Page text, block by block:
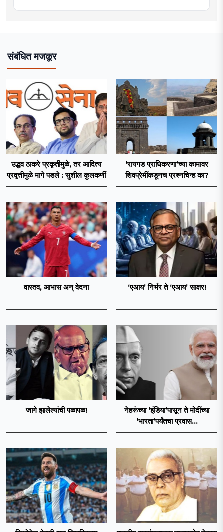
संबंधित मजकूर
उद्धव ठाकरे प्रकृतीमुळे, तर आदित्य
प्रवृत्तीमुळे मागे पडले : सुशील कुलकर्णी
‘रायगड प्राधिकरणा’च्या कामावर
शिवप्रेमींकडूनच प्रश्नचिन्ह का?
वास्तव, आभास अन् वेदना ‘एआय’ निर्भर ते ‘एआय’ साक्षर!
जागे झालेल्यांची पळापळ!
नेहरूंच्या ‘इंडिया’पासून ते मोदींच्या
‘भारता’पर्यंतचा प्रवास...